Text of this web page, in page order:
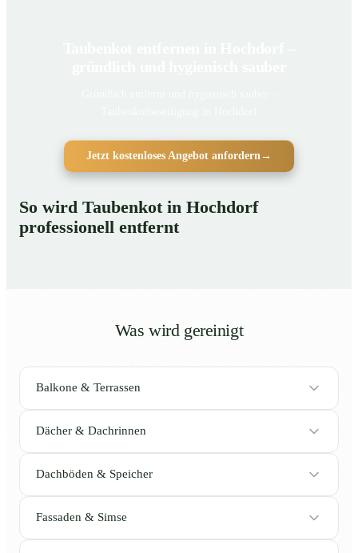
Jetzt kostenloses Angebot anfordern →
So wird Taubenkot in Hochdorf
professionell entfernt
Was wird gereinigt
Balkone & Terrassen
Dächer & Dachrinnen
Dachböden & Speicher
Fassaden & Simse